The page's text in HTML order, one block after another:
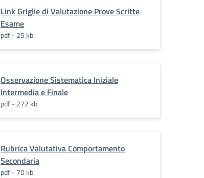
Link Griglie di Valutazione Prove Scritte
Esame
pdf - 25 kb
Osservazione Sistematica Iniziale
Intermedia e Finale
pdf - 272 kb
Rubrica Valutativa Comportamento
Secondaria
pdf - 70 kb